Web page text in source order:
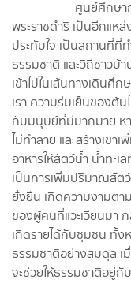
ศูนย์ศึกษาการพัฒ
พระราชดำริ เป็นอีกแห
ประทับใจ เป็นสถานที่ที่
ธรรมชาติ และวิถีชาวบ้า
เข้าไปในเส้นทางเดินศึ
เรา ความร่มเย็นของต้
กับมนุษย์ที่มีมากมาย หา
ไม่ทำลาย และสร้างเข
อาหารให้สัตว์น้ำ น้ำทะเ
เป็นการเพิ่มปริมาณสัต
ยั่งยืน เกิดความงามต
ของผู้คนที่แวะเวียนมา
เกิดรายได้กับชุมชน ทั้ง
ธรรมชาติอย่างสมดุล
จะช่วยให้ธรรมชาติอยู่กั